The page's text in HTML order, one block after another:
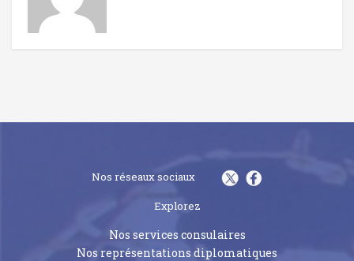
Nos réseaux sociaux
Explorez
Nos services consulaires
Nos représentations diplomatiques